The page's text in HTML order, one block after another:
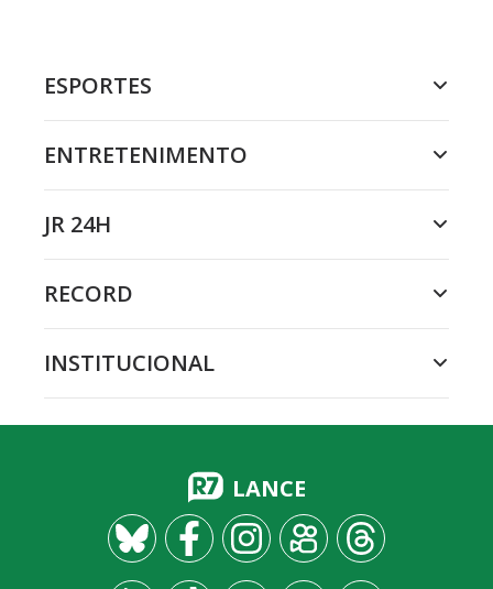
ESPORTES
ENTRETENIMENTO
JR 24H
RECORD
INSTITUCIONAL
LANCE